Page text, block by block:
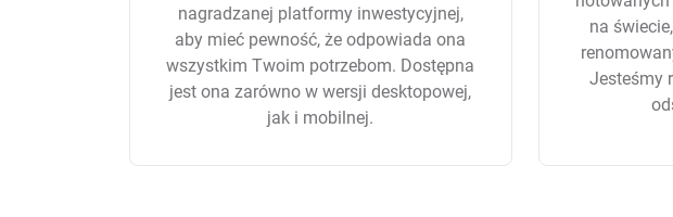
nagradzanej platformy inwestycyjnej,
aby mieć pewność, że odpowiada ona
wszystkim Twoim potrzebom. Dostępna
jest ona zarówno w wersji desktopowej,
jak i mobilnej.
na
Jesteśmy